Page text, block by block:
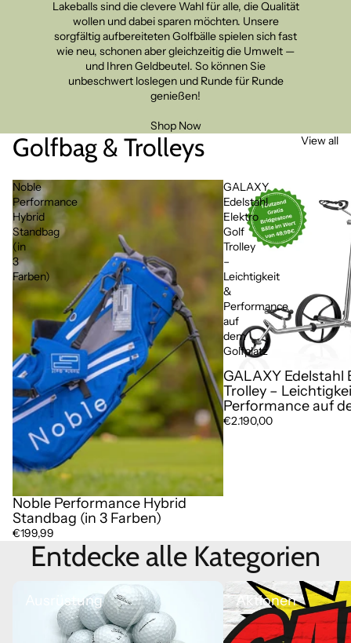
Lakeballs sind die clevere Wahl für alle, die Qualität
wollen und dabei sparen möchten. Unsere
sorgfältig aufbereiteten Golfbälle spielen sich fast
wie neu, schonen aber gleichzeitig die Umwelt —
und Ihren Geldbeutel. So können Sie
unbeschwert loslegen und Runde für Runde
genießen!
Shop Now
Golfbag & Trolleys View all
Noble
Performance
Hybrid
Standbag
(in
3
Farben)
Noble Performance Hybrid
Standbag (in 3 Farben)
€199,99
GALAXY
Edelstahl
Elektro
Golf
Trolley
–
Leichtigkeit
&
Performance
auf
dem
Golfplatz
GALAXY Edelstahl
Trolley –
Performance auf
€2.190,00
Entdecke alle Kategorien
Ausrüstung
Aktionen
Aktionen